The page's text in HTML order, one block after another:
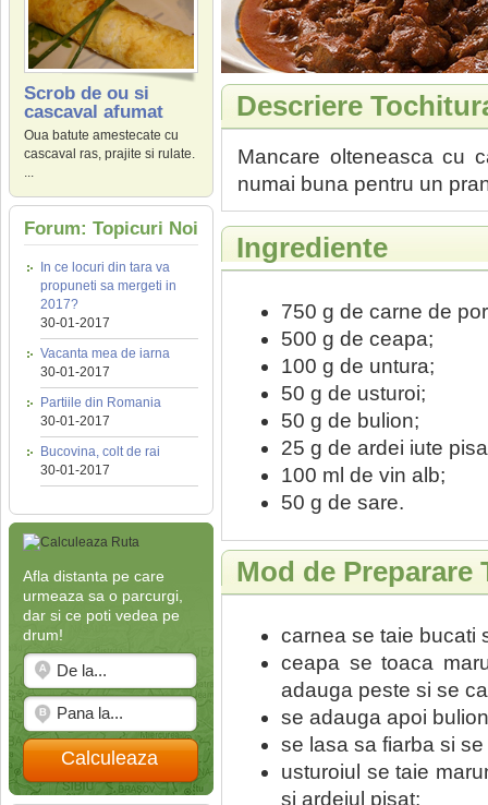
Scrob de ou si
cascaval afumat
Oua batute amestecate cu
cascaval ras, prajite si rulate.
...
Forum: Topicuri Noi
In ce locuri din tara va
propuneti sa mergeti in
2017?
30-01-2017
Vacanta mea de iarna
30-01-2017
Partiile din Romania
30-01-2017
Bucovina, colt de rai
30-01-2017
Afla distanta pe care
urmeaza sa o parcurgi,
dar si ce poti vedea pe
drum!
Calculeaza
Descriere
Mancare olteneasca cu
numai buna pentru un
Ingrediente
750 g de carne de
500 g de ceapa;
100 g de untura;
50 g de usturoi;
50 g de bulion;
25 g de ardei iute
100 ml de vin alb;
50 g de sare.
Mod de Preparare
carnea se taie bucati
ceapa se toaca
adauga peste si se
se adauga apoi
se lasa sa fiarba si
usturoiul se taie
si ardeiul pisat;